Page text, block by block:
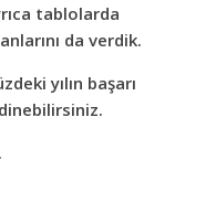
tablolarda
da verdik.
yılın başarı